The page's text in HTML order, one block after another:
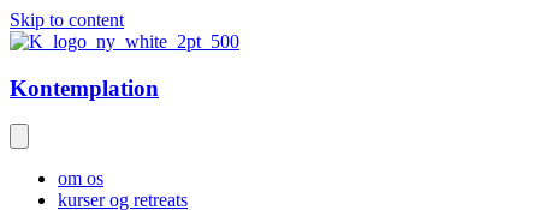
Skip to content
Kontemplation
om os
kurser og retreats